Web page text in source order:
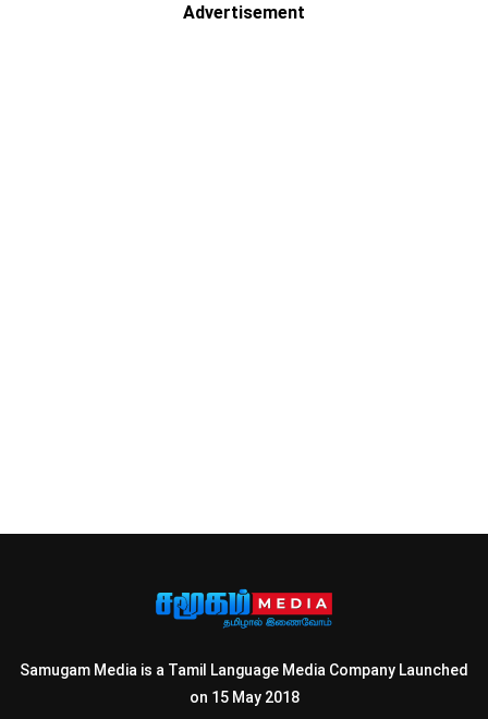
Advertisement
Samugam Media is a Tamil Language Media Company Launched
on 15 May 2018